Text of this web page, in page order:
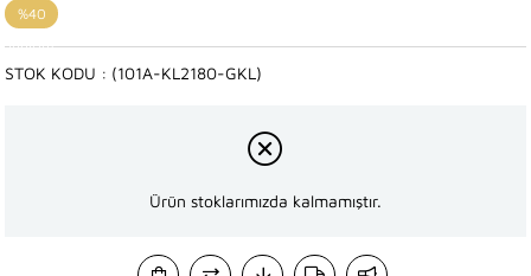
%40
İndirim
(101A-KL2180-GKL)
STOK KODU
Ürün stoklarımızda kalmamıştır.